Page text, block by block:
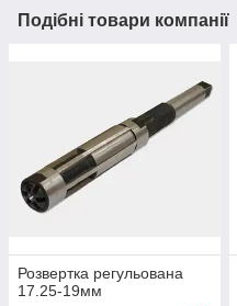
Подібні товари компанії
Розвертка регульована
17.25-19мм